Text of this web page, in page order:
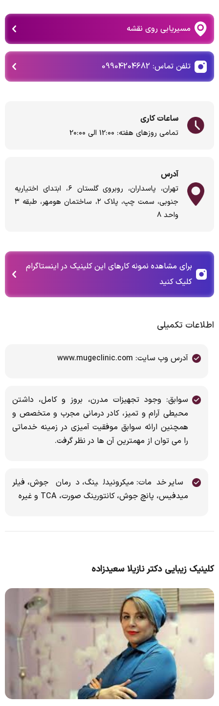
مسیریابی روی نقشه
تلفن تماس: 09904204682
ساعات کاری
تمامی روزهای هفته: 12:00 الی 20:00
آدرس
تهران، پاسداران، روبروی گلستان ۶، ابتدای اختیاریه
جنوبی، سمت چپ، پلاک ۲، ساختمان هومهر، طبقه ۳
واحد ۸
برای مشاهده نمونه کارهای این کلینیک در اینستاگرام
کلیک کنید
اطلاعات تکمیلی
آدرس وب سایت: www.mugeclinic.com
سوابق: وجود تجهیزات مدرن، بروز و کامل، داشتن
محیطی آرام و تمیز، کادر درمانی مجرب و متخصص و
همچنین ارائه سوابق موفقیت آمیزی در زمینه خدماتی
را می توان از مهمترین آن ها در نظر گرفت.
سایر خدمات: میکرونیدلینگ، درمان جوش، فیلر
میدفیس، پانچ جوش، کانتورینگ صورت، TCA و غیره
کلینیک زیبایی دکتر نازیلا سعیدزاده